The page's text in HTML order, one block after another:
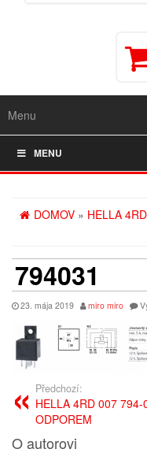
Menu
MENU
DOMOV » HELLA
794031
23. mája 2019 miro miro
Předchozí:
HELLA 4RD 007
ODPOREM
O autorovi